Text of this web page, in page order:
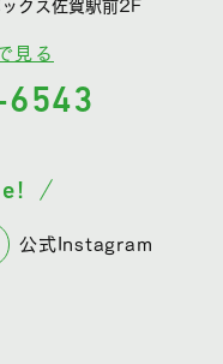
見る
公式Instagram